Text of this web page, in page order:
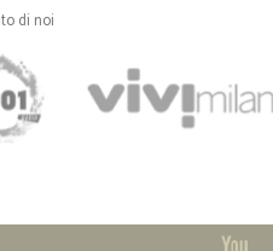
di noi